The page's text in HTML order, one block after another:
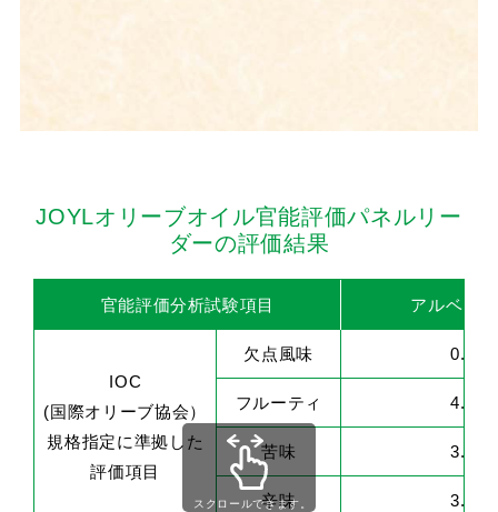
JOYLオリーブオイル官能評価パネルリー
ダーの評価結果
官能評価分析試験項目 アルベキ
IOC
(国際オリーブ協会）
規格指定に準拠した
評価項目
欠点風味 0.0
フルーティ 4.2
苦味 3.1
辛味 3.4
スクロールできます。